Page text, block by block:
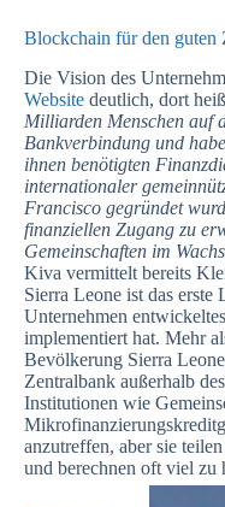
Blockchain für den guten
Die Vision des
Website deutlich, dort
Milliarden Menschen auf
Bankverbindung und
ihnen benötigten
internationaler
Francisco gegründet
finanziellen Zugang zu
Gemeinschaften im
Kiva vermittelt bereits
Sierra Leone ist das erste
Unternehmen
implementiert hat. Mehr
Bevölkerung Sierra
Zentralbank außerhalb
Institutionen wie
anzutreffen, aber sie
und berechnen oft viel zu